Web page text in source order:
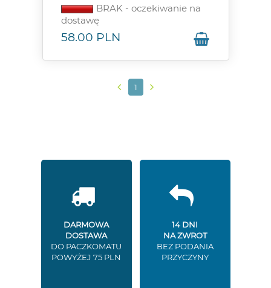
BRAK - oczekiwanie na
dostawę
58.00 PLN
1
DARMOWA
DOSTAWA
DO PACZKOMATU
POWYŻEJ 75 PLN
14 DNI
NA ZWROT
BEZ PODANIA
PRZYCZYNY